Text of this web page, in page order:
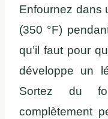
Enfournez dans
(350 °F)
qu’il faut pour
développe un
Sortez du
complètement